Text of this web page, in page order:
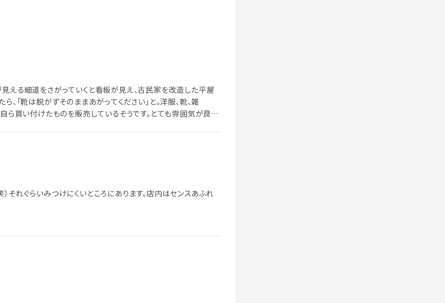
える細道をさがっていくと看板が見え、古民家を改造した平屋
、「靴は脱がずそのままあがってください」と。洋服、靴、雑
ら買い付けたものを販売しているそうです。とても雰囲気が良く、
それぐらいみつけにくいところにあります。店内はセンスあふれ